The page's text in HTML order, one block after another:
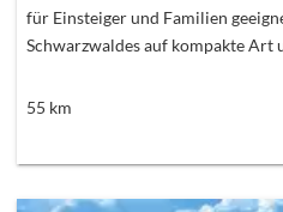
für Einsteiger und Familien
Schwarzwaldes auf kompakte Art
55 km